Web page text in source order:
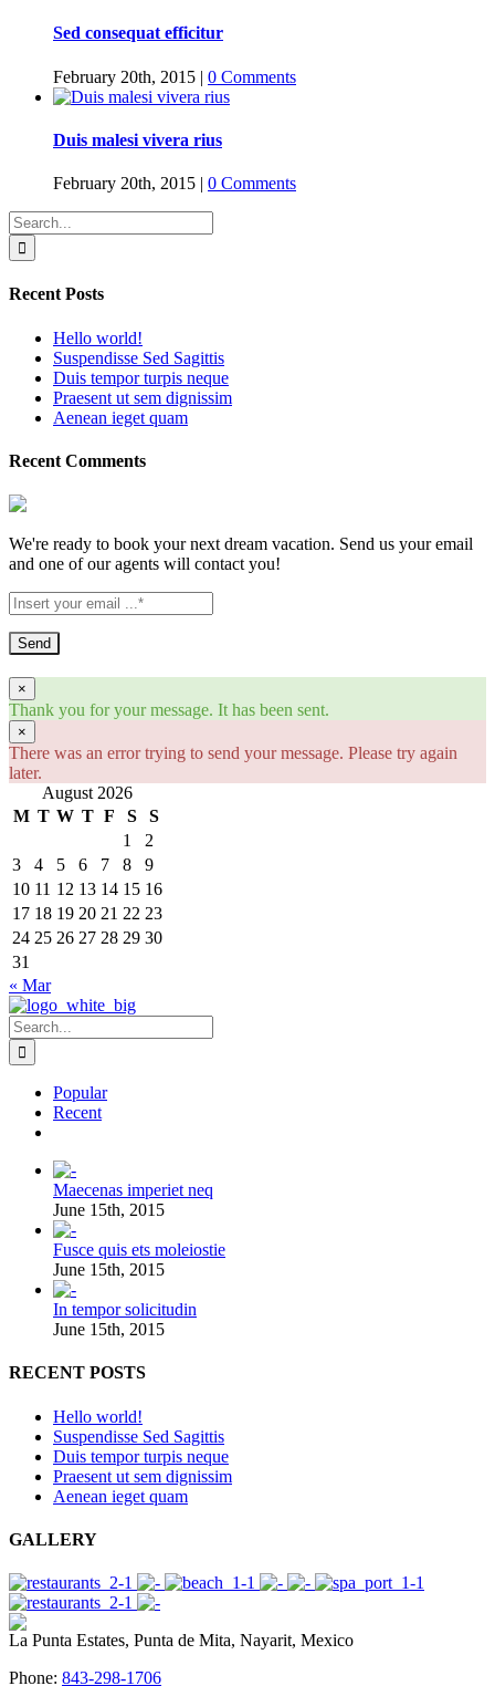
Sed consequat efficitur
February 20th, 2015 | 0 Comments
Duis malesi vivera rius
February 20th, 2015 | 0 Comments
Search
for:
Recent Posts
Hello world!
Suspendisse Sed Sagittis
Duis tempor turpis neque
Praesent ut sem dignissim
Aenean ieget quam
Recent Comments
We're ready to book your next dream vacation. Send us your email
and one of our agents will contact you!
Send
×
Thank you for your message. It has been sent.
×
There was an error trying to send your message. Please try again
later.
August 2026
M T W T F S
S
1
2
3
4 5 6 7 8
9
10 11 12 13 14 15 16
17 18 19 20 21 22 23
24 25 26 27 28 29 30
31
« Mar
Search
for:
Popular
Recent
Maecenas imperiet neq
June 15th, 2015
Fusce quis ets moleiostie
June 15th, 2015
In tempor solicitudin
June 15th, 2015
RECENT POSTS
Hello world!
Suspendisse Sed Sagittis
Duis tempor turpis neque
Praesent ut sem dignissim
Aenean ieget quam
GALLERY
La Punta Estates, Punta de Mita, Nayarit, Mexico
Phone: 843-298-1706